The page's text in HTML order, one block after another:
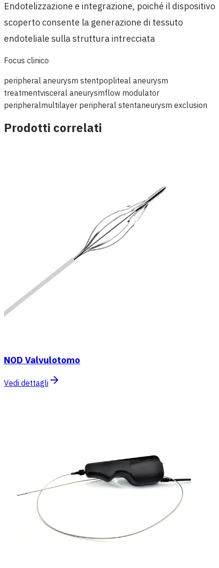
Endotelizzazione e integrazione, poiché il dispositivo
scoperto consente la generazione di tessuto
endoteliale sulla struttura intrecciata
Focus clinico
peripheral aneurysm stentpopliteal aneurysm
treatmentvisceral aneurysmflow modulator
peripheralmultilayer peripheral stentaneurysm exclusion
Prodotti correlati
NOD Valvulotomo
Vedi dettagli